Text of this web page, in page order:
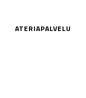
ATERIAPALVELU